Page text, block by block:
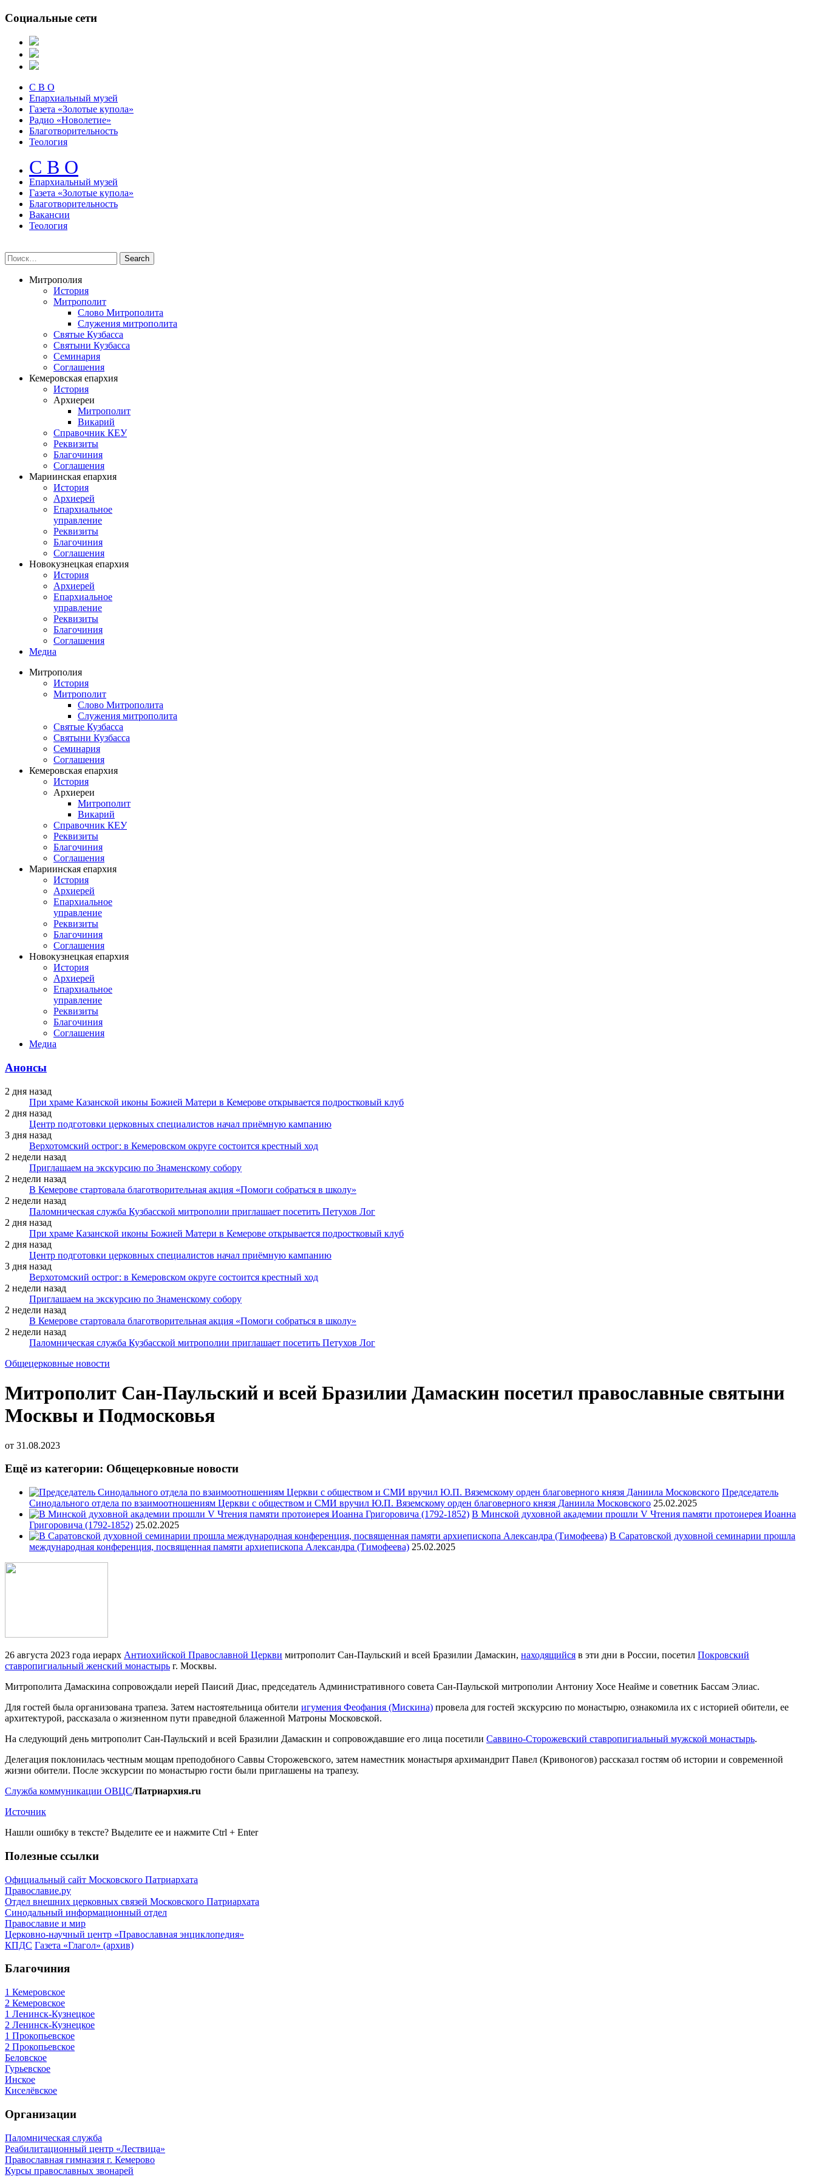
Социальные сети
С В О
Епархиальный музей
Газета «Золотые купола»
Радио «Новолетие»
Благотворительность
Теология
С В О
Епархиальный музeй
Газета «Золотые купола»
Благотворительность
Вакансии
Теология
Митрополия
История
Митрополит
Слово Митрополита
Служения митрополита
Святые Кузбасса
Святыни Кузбасса
Семинария
Соглашения
Кемеровская епархия
История
Архиереи
Митрополит
Викарий
Справочник КЕУ
Реквизиты
Благочиния
Соглашения
Мариинская епархия
История
Архиерей
Епархиальное
управление
Реквизиты
Благочиния
Соглашения
Новокузнецкая епархия
История
Архиерей
Епархиальное
управление
Реквизиты
Благочиния
Соглашения
Медиа
Митрополия
История
Митрополит
Слово Митрополита
Служения митрополита
Святые Кузбасса
Святыни Кузбасса
Семинария
Соглашения
Кемеровская епархия
История
Архиереи
Митрополит
Викарий
Справочник КЕУ
Реквизиты
Благочиния
Соглашения
Мариинская епархия
История
Архиерей
Епархиальное
управление
Реквизиты
Благочиния
Соглашения
Новокузнецкая епархия
История
Архиерей
Епархиальное
управление
Реквизиты
Благочиния
Соглашения
Медиа
Анонсы
2 дня назад
При храме Казанской иконы Божией Матери в Кемерове открывается подростковый клуб
2 дня назад
Центр подготовки церковных специалистов начал приёмную кампанию
3 дня назад
Верхотомский острог: в Кемеровском округе состоится крестный ход
2 недели назад
Приглашаем на экскурсию по Знаменскому собору
2 недели назад
В Кемерове стартовала благотворительная акция «Помоги собраться в школу»
2 недели назад
Паломническая служба Кузбасской митрополии приглашает посетить Петухов Лог
2 дня назад
При храме Казанской иконы Божией Матери в Кемерове открывается подростковый клуб
2 дня назад
Центр подготовки церковных специалистов начал приёмную кампанию
3 дня назад
Верхотомский острог: в Кемеровском округе состоится крестный ход
2 недели назад
Приглашаем на экскурсию по Знаменскому собору
2 недели назад
В Кемерове стартовала благотворительная акция «Помоги собраться в школу»
2 недели назад
Паломническая служба Кузбасской митрополии приглашает посетить Петухов Лог
Общецерковные новости
Митрополит Сан-Паульский и всей Бразилии Дамаскин посетил православные святыни
Москвы и Подмосковья
от 31.08.2023
Ещё из категории: Общецерковные новости
Председатель
Синодального отдела по взаимоотношениям Церкви с обществом и СМИ вручил Ю.П. Вяземскому орден благоверного князя Даниила Московского 25.02.2025
В Минской духовной академии прошли V Чтения памяти протоиерея Иоанна
Григоровича (1792-1852) 25.02.2025
В Саратовской духовной семинарии прошла
международная конференция, посвященная памяти архиепископа Александра (Тимофеева) 25.02.2025
26 августа 2023 года иерарх Антиохийской Православной Церкви митрополит Сан-Паульский и всей Бразилии Дамаскин, находящийся в эти дни в России, посетил Покровский
ставропигиальный женский монастырь г. Москвы.
Митрополита Дамаскина сопровождали иерей Паисий Диас, председатель Административного совета Сан-Паульской митрополии Антониу Хосе Неайме и советник Бассам Элиас.
Для гостей была организована трапеза. Затем настоятельница обители игумения Феофания (Мискина) провела для гостей экскурсию по монастырю, ознакомила их с историей обители, ее
архитектурой, рассказала о жизненном пути праведной блаженной Матроны Московской.
На следующий день митрополит Сан-Паульский и всей Бразилии Дамаскин и сопровождавшие его лица посетили Саввино-Сторожевский ставропигиальный мужской монастырь.
Делегация поклонилась честным мощам преподобного Саввы Сторожевского, затем наместник монастыря архимандрит Павел (Кривоногов) рассказал гостям об истории и современной
жизни обители. После экскурсии по монастырю гости были приглашены на трапезу.
Служба коммуникации ОВЦС/Патриархия.ru
Источник
Нашли ошибку в тексте? Выделите ее и нажмите Ctrl + Enter
Полезные ссылки
Официальный сайт Московского Патриархата
Православие.ру
Отдел внешних церковных связей Московского Патриархата
Синодальный информационный отдел
Православие и мир
Церковно-научный центр «Православная энциклопедия»
КПДС Газета «Глагол» (архив)
Благочиния
1 Кемеровское
2 Кемеровское
1 Ленинск-Кузнецкое
2 Ленинск-Кузнецкое
1 Прокопьевское
2 Прокопьевское
Беловское
Гурьевское
Инское
Киселёвское
Организации
Паломническая служба
Реабилитационный центр «Лествица»
Православная гимназия г. Кемерово
Курсы православных звонарей